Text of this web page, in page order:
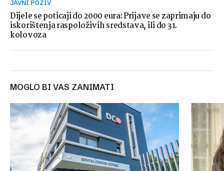
JAVNI POZIV
Dijele se poticaji do 2000 eura: Prijave se zaprimaju do
iskorištenja raspoloživih sredstava, ili do 31.
kolovoza
MOGLO BI VAS ZANIMATI